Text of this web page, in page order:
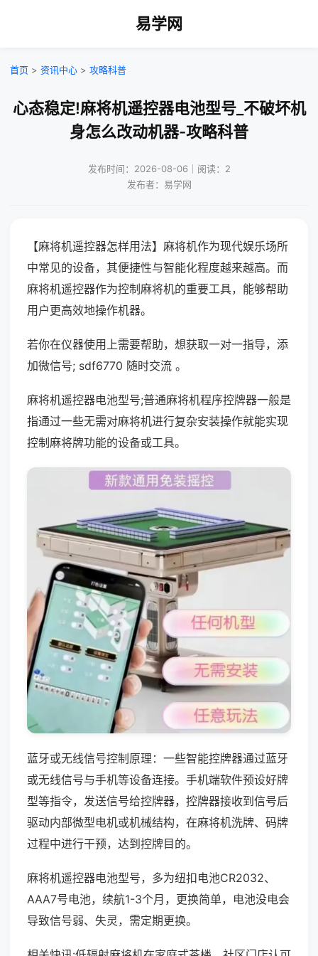
易学网
首页 > 资讯中心 > 攻略科普
心态稳定!麻将机遥控器电池型号_不破坏机
身怎么改动机器-攻略科普
发布时间：2026-08-06｜阅读：2
发布者：易学网
【麻将机遥控器怎样用法】麻将机作为现代娱乐场所
中常见的设备，其便捷性与智能化程度越来越高。而
麻将机遥控器作为控制麻将机的重要工具，能够帮助
用户更高效地操作机器。
若你在仪器使用上需要帮助，想获取一对一指导，添
加微信号; sdf6770 随时交流 。
麻将机遥控器电池型号;普通麻将机程序控牌器一般是
指通过一些无需对麻将机进行复杂安装操作就能实现
控制麻将牌功能的设备或工具。
蓝牙或无线信号控制原理：一些智能控牌器通过蓝牙
或无线信号与手机等设备连接。手机端软件预设好牌
型等指令，发送信号给控牌器，控牌器接收到信号后
驱动内部微型电机或机械结构，在麻将机洗牌、码牌
过程中进行干预，达到控牌目的。
麻将机遥控器电池型号，多为纽扣电池CR2032、
AAA7号电池，续航1-3个月，更换简单，电池没电会
导致信号弱、失灵，需定期更换。